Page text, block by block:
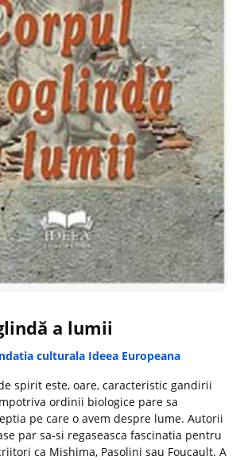
a lumii
culturala Ideea Europeana
spirit este, oare, caracteristic gandirii
ordinii biologice pare sa
pe care o avem despre lume. Autorii
par sa-si regaseasca fascinatia pentru
ca Mishima, Pasolini sau Foucault. A